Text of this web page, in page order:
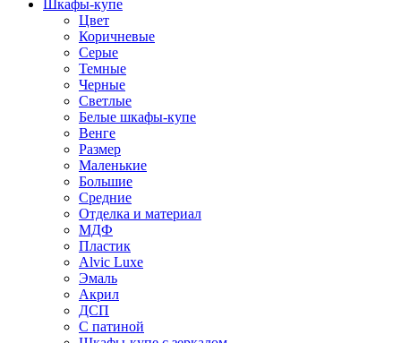
Шкафы-купе
Цвет
Коричневые
Серые
Темные
Черные
Светлые
Белые шкафы-купе
Венге
Размер
Маленькие
Большие
Средние
Отделка и материал
МДФ
Пластик
Alvic Luxe
Эмаль
Акрил
ДСП
С патиной